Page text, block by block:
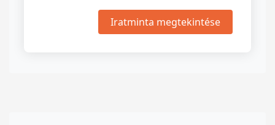
Iratminta megtekintése